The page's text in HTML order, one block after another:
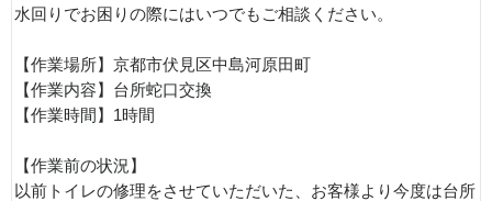
水回りでお困りの際にはいつでもご相談ください。
【作業場所】京都市伏見区中島河原田町
【作業内容】台所蛇口交換
【作業時間】1時間
【作業前の状況】
以前トイレの修理をさせていただいた、お客様より今度は台所